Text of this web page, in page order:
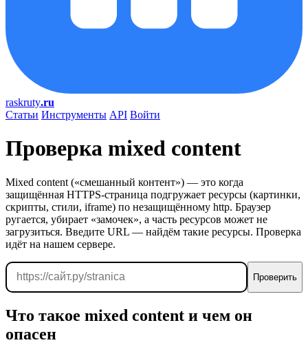
raskruty.ru
Статьи Инструменты API Войти
Проверка mixed content
Mixed content («смешанный контент») — это когда
защищённая HTTPS-страница подгружает ресурсы (картинки,
скрипты, стили, iframe) по незащищённому http. Браузер
ругается, убирает «замочек», а часть ресурсов может не
загрузиться. Введите URL — найдём такие ресурсы. Проверка
идёт на нашем сервере.
Проверить
Что такое mixed content и чем он
опасен